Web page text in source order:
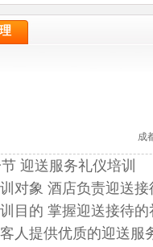
成
迎送服务礼仪培训
象 酒店负责迎送接
的 掌握迎送接待的
提供优质的迎送服